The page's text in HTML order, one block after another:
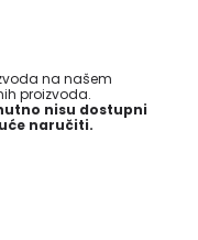
na našem
proizvoda.
nisu dostupni
naručiti.